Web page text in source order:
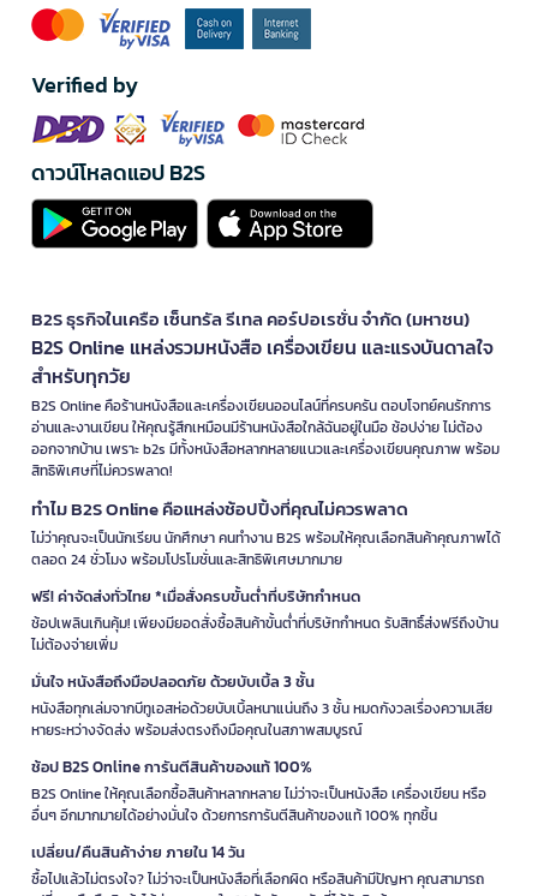
Verified by
ดาวน์โหลดแอป B2S
B2S ธุรกิจในเครือ เซ็นทรัล รีเทล คอร์ปอเรชั่น จำกัด (มหาชน)
B2S Online แหล่งรวมหนังสือ เครื่องเขียน และแรงบันดาลใจ
สำหรับทุกวัย
B2S Online คือร้านหนังสือและเครื่องเขียนออนไลน์ที่ครบครัน ตอบโจทย์คนรักการ
อ่านและงานเขียน ให้คุณรู้สึกเหมือนมีร้านหนังสือใกล้ฉันอยู่ในมือ ช้อปง่าย ไม่ต้อง
ออกจากบ้าน เพราะ b2s มีทั้งหนังสือหลากหลายแนวและเครื่องเขียนคุณภาพ พร้อม
สิทธิพิเศษที่ไม่ควรพลาด!
ทำไม B2S Online คือแหล่งช้อปปิ้งที่คุณไม่ควรพลาด
ไม่ว่าคุณจะเป็นนักเรียน นักศึกษา คนทำงาน B2S พร้อมให้คุณเลือกสินค้าคุณภาพได้
ตลอด 24 ชั่วโมง พร้อมโปรโมชั่นและสิทธิพิเศษมากมาย
ฟรี! ค่าจัดส่งทั่วไทย *เมื่อสั่งครบขั้นต่ำที่บริษัทกำหนด
ช้อปเพลินเกินคุ้ม! เพียงมียอดสั่งซื้อสินค้าขั้นต่ำที่บริษัทกำหนด รับสิทธิ์ส่งฟรีถึงบ้าน
ไม่ต้องจ่ายเพิ่ม
มั่นใจ หนังสือถึงมือปลอดภัย ด้วยบับเบิ้ล 3 ชั้น
หนังสือทุกเล่มจากบีทูเอสห่อด้วยบับเบิ้ลหนาแน่นถึง 3 ชั้น หมดกังวลเรื่องความเสีย
หายระหว่างจัดส่ง พร้อมส่งตรงถึงมือคุณในสภาพสมบูรณ์
ช้อป B2S Online การันตีสินค้าของแท้ 100%
B2S Online ให้คุณเลือกซื้อสินค้าหลากหลาย ไม่ว่าจะเป็นหนังสือ เครื่องเขียน หรือ
อื่นๆ อีกมากมายได้อย่างมั่นใจ ด้วยการการันตีสินค้าของแท้ 100% ทุกชิ้น
เปลี่ยน/คืนสินค้าง่าย ภายใน 14 วัน
ซื้อไปแล้วไม่ตรงใจ? ไม่ว่าจะเป็นหนังสือที่เลือกผิด หรือสินค้ามีปัญหา คุณสามารถ